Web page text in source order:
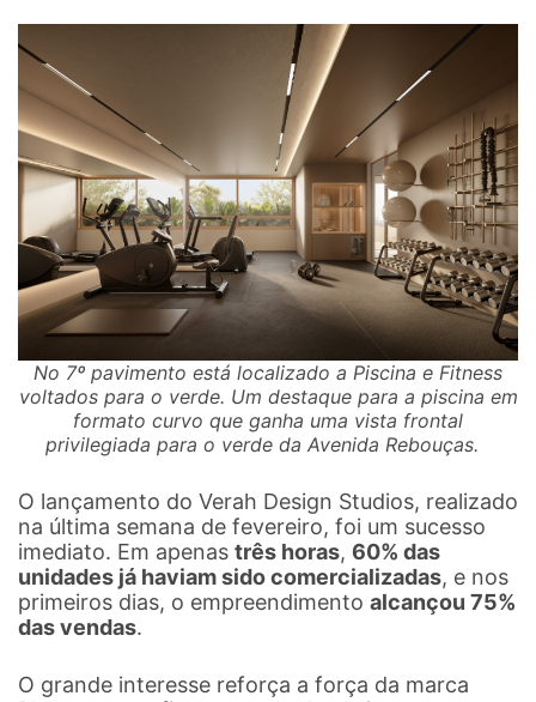
No 7º pavimento está localizado a Piscina e Fitness
voltados para o verde. Um destaque para a piscina em
formato curvo que ganha uma vista frontal
privilegiada para o verde da Avenida Rebouças.
O lançamento do Verah Design Studios, realizado
na última semana de fevereiro, foi um sucesso
imediato. Em apenas três horas, 60% das
unidades já haviam sido comercializadas, e nos
primeiros dias, o empreendimento alcançou 75%
das vendas.
O grande interesse reforça a força da marca